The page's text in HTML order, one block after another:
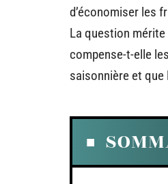
d’économiser les
La question mérite
compense-t-elle
saisonnière et